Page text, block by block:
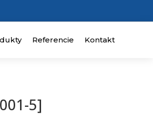
Referencie Kontakt
5]